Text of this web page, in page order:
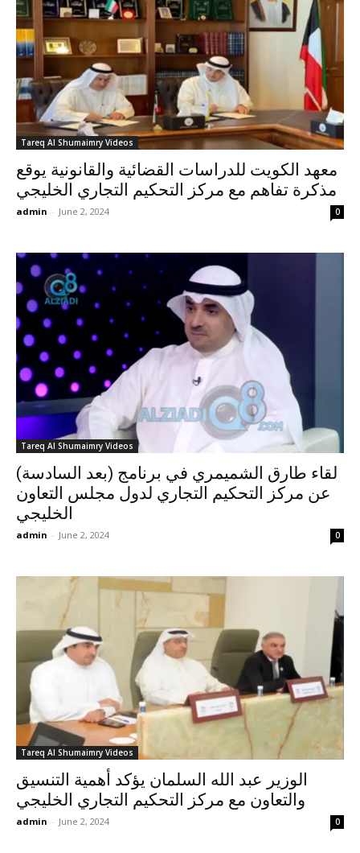
Tareq Al Shumaimry Videos
معهد الكويت للدراسات القضائية والقانونية يوقع
مذكرة تفاهم مع مركز التحكيم التجاري الخليجي
admin - June 2, 2024 0
Tareq Al Shumaimry Videos
لقاء طارق الشميمري في برنامج (بعد السادسة)
عن مركز التحكيم التجاري لدول مجلس التعاون
الخليجي
admin - June 2, 2024 0
Tareq Al Shumaimry Videos
الوزير عبد الله السلمان يؤكد أهمية التنسيق
والتعاون مع مركز التحكيم التجاري الخليجي
admin - June 2, 2024 0